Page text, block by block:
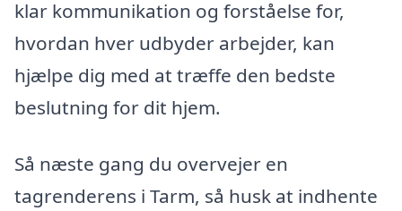
klar kommunikation og forståelse for,
hvordan hver udbyder arbejder, kan
hjælpe dig med at træffe den bedste
beslutning for dit hjem.
Så næste gang du overvejer en
tagrenderens i Tarm, så husk at indhente